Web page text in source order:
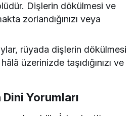
Dişlerin dökülmesi ve
zorlandığınızı veya
rüyada dişlerin dökülmesi
üzerinizde taşıdığınızı ve
Yorumları